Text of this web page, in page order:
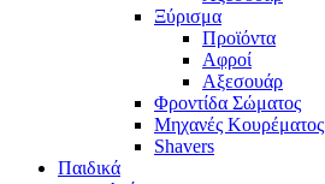
Ξύρισμα
Προϊόντα
Αφροί
Αξεσουάρ
Φροντίδα Σώματος
Μηχανές Κουρέματος
Shavers
Παιδικά